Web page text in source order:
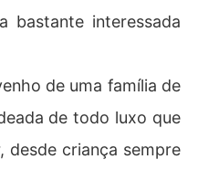
bastante interessada
de uma família de
de todo luxo que
desde criança sempre